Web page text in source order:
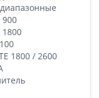
900
1800
1800 / 2600